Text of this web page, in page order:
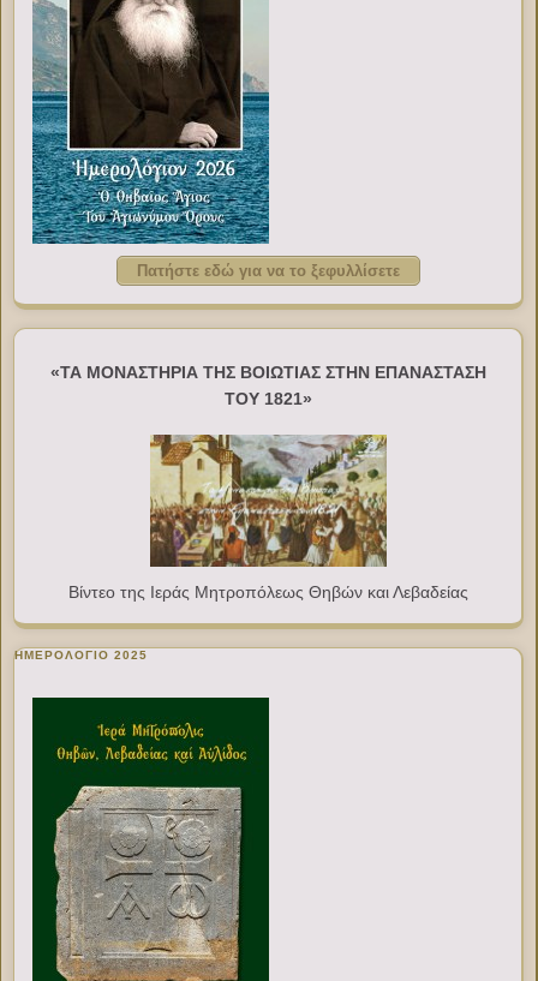
Πατήστε εδώ για να το ξεφυλλίσετε
«ΤΑ ΜΟΝΑΣΤΗΡΙΑ ΤΗΣ ΒΟΙΩΤΙΑΣ ΣΤΗΝ ΕΠΑΝΑΣΤΑΣΗ
ΤΟΥ 1821»
Βίντεο της Ιεράς Μητροπόλεως Θηβών και Λεβαδείας
ΗΜΕΡΟΛΟΓΙΟ 2025